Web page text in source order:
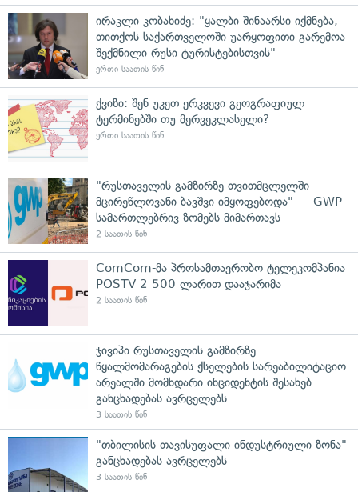
ირაკლი კობახიძე: "ყალბი შინაარსი იქმნება,
თითქოს საქართველოში უარყოფითი გარემოა
შექმნილი რუსი ტურისტებისთვის"
ერთი საათის წინ
ქვიზი: შენ უკეთ ერკვევი გეოგრაფიულ
ტერმინებში თუ მერვეკლასელი?
ერთი საათის წინ
"რუსთაველის გამზირზე თვითმცლელში
მცირეწლოვანი ბავშვი იმყოფებოდა" — GWP
სამართლებრივ ზომებს მიმართავს
2 საათის წინ
ComCom-მა პროსამთავრობო ტელეკომპანია
POSTV 2 500 ლარით დააჯარიმა
2 საათის წინ
ჯივიპი რუსთაველის გამზირზე
წყალმომარაგების ქსელების სარეაბილიტაციო
არეალში მომხდარი ინციდენტის შესახებ
განცხადებას ავრცელებს
3 საათის წინ
"თბილისის თავისუფალი ინდუსტრიული ზონა"
განცხადებას ავრცელებს
3 საათის წინ